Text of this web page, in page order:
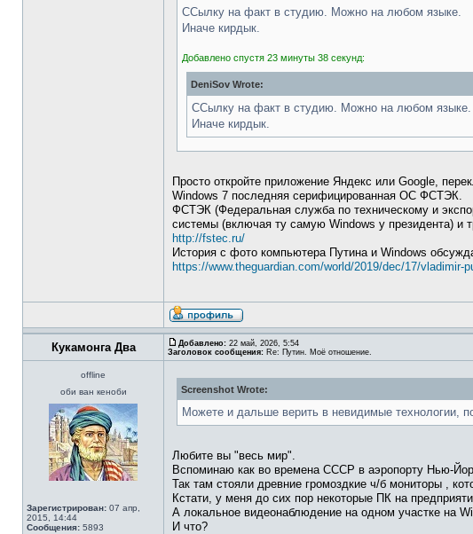
ССылку на факт в студию. Можно на любом языке.
Иначе кирдык.
Добавлено спустя 23 минуты 38 секунд:
DeniSov Wrote:
ССылку на факт в студию. Можно на любом языке.
Иначе кирдык.
Просто откройте приложение Яндекс или Google,
Windows 7 последняя серифицированная ОС ФСТЭК.
ФСТЭК (Федеральная служба по техническому и
системы (включая ту самую Windows у президента) и
http://fstec.ru/
История с фото компьютера Путина и Windows
https://www.theguardian.com/world/2019/dec/17/
Кукамонга Два Добавлено: 22 май, 2026, 5:54
Заголовок сообщения: Re: Путин. Моё отношение.
offline
оби ван кеноби
Зарегистрирован: 07 апр,
2015, 14:44
Сообщения: 5893
Screenshot Wrote:
Можете и дальше верить в невидимые технологии,
Любите вы "весь мир".
Вспоминаю как во времена СССР в аэропорту Нью-
Так там стояли древние громоздкие ч/б мониторы ,
Кстати, у меня до сих пор некоторые ПК на
А локальное видеонаблюдение на одном участке на
И что?